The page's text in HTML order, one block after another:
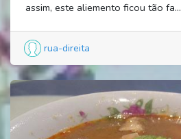
assim, este aliemento ficou tão fa...
rua-direita